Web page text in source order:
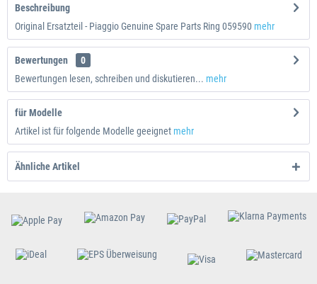
Beschreibung
Original Ersatzteil - Piaggio Genuine Spare Parts Ring 059590 mehr
Bewertungen
0
Bewertungen lesen, schreiben und diskutieren... mehr
für Modelle
Artikel ist für folgende Modelle geeignet mehr
Ähnliche Artikel